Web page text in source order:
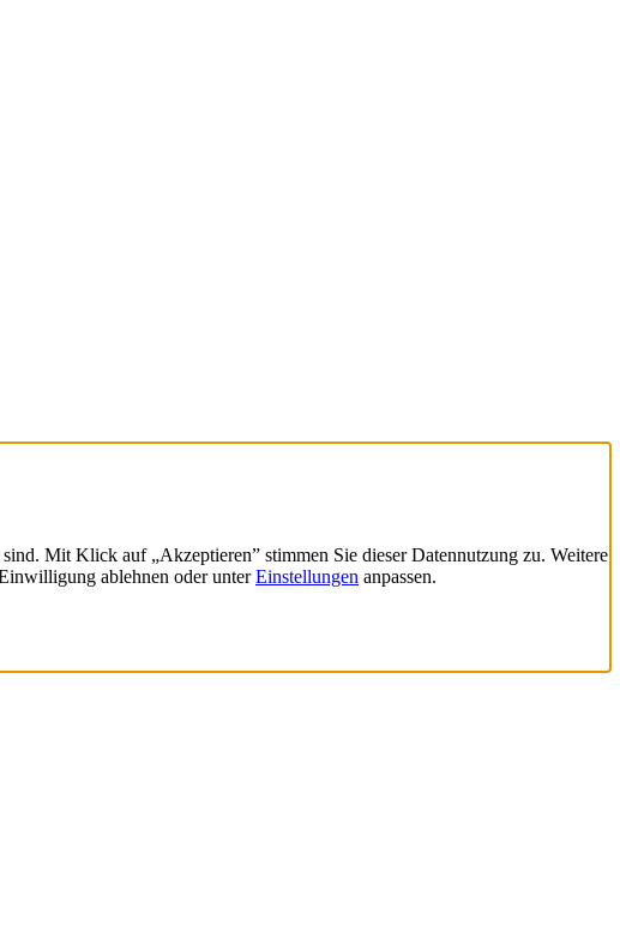
Mit Klick auf „Akzeptieren” stimmen Sie dieser Datennutzung zu. Weitere
ablehnen oder unterEinstellungen anpassen.